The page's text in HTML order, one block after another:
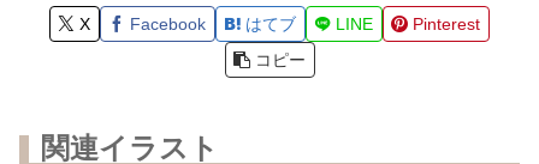
X Facebook はてブ LINE
Pinterest
コピー
関連イラスト